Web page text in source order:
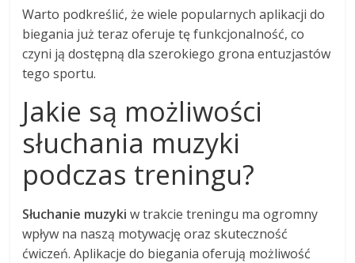
Warto podkreślić, że wiele popularnych aplikacji do
biegania już teraz oferuje tę funkcjonalność, co
czyni ją dostępną dla szerokiego grona entuzjastów
tego sportu.
Jakie są możliwości
słuchania muzyki
podczas treningu?
Słuchanie muzyki w trakcie treningu ma ogromny
wpływ na naszą motywację oraz skuteczność
ćwiczeń. Aplikacje do biegania oferują możliwość